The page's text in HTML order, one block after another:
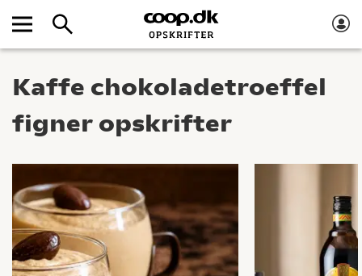
Kaffe chokoladetroeffel
figner opskrifter